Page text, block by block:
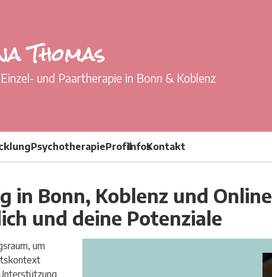
Thomas
und Paartherapie in Bonn & Koblenz
PsychotherapieProfilInfosKontakt
in Bonn, Koblenz und Online
und deine Potenziale
um